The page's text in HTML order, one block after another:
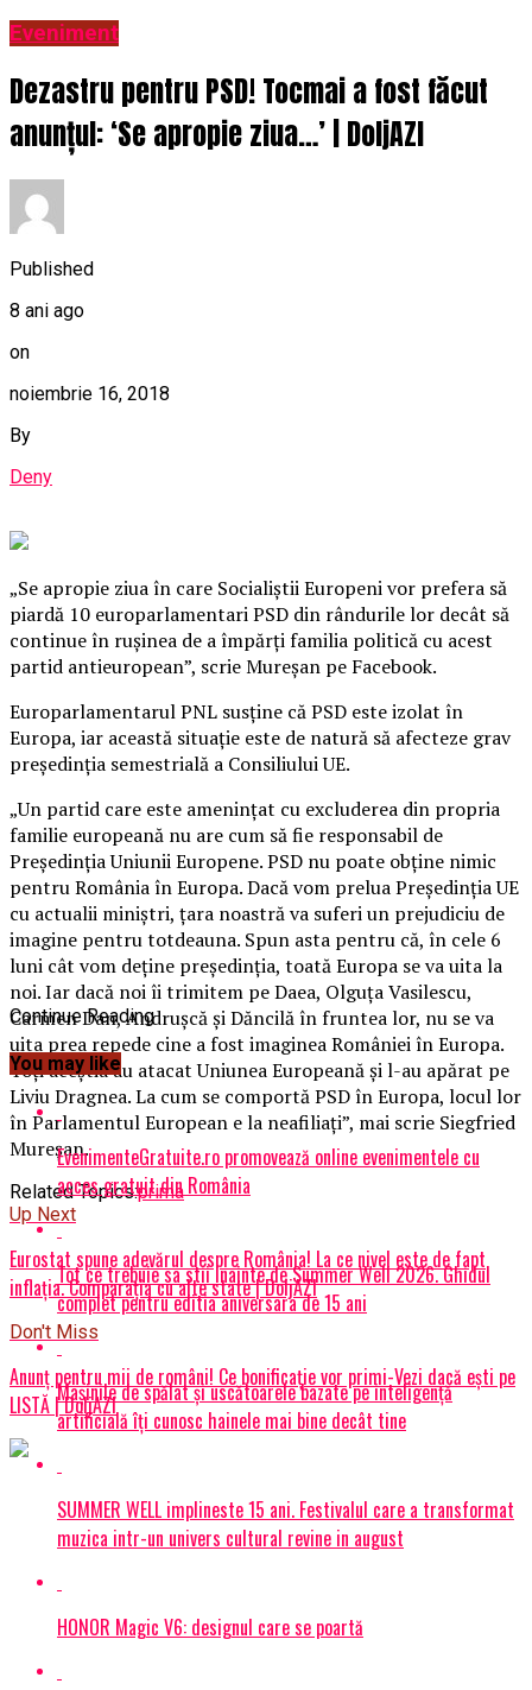
Eveniment
Dezastru pentru PSD! Tocmai a fost făcut
anunțul: ‘Se apropie ziua…’ | DoljAZI
Published
8 ani ago
on
noiembrie 16, 2018
By
Deny
„Se apropie ziua în care Socialiştii Europeni vor prefera să
piardă 10 europarlamentari PSD din rândurile lor decât să
continue în ruşinea de a împărţi familia politică cu acest
partid antieuropean”, scrie Mureşan pe Facebook.
Europarlamentarul PNL susţine că PSD este izolat în
Europa, iar această situaţie este de natură să afecteze grav
preşedinţia semestrială a Consiliului UE.
„Un partid care este ameninţat cu excluderea din propria
familie europeană nu are cum să fie responsabil de
Preşedinţia Uniunii Europene.PSD nu poate obţine nimic
pentru România în Europa. Dacă vom prelua Preşedinţia UE
cu actualii miniştri, ţara noastră va suferi un prejudiciu de
imagine pentru totdeauna. Spun asta pentru că, în cele 6
luni cât vom deţine preşedinţia, toată Europa se va uita la
noi. Iar dacă noi îi trimitem pe Daea, Olguţa Vasilescu,
Carmen Dan, Andruşcă şi Dăncilă în fruntea lor, nu se va
uita prea repede cine a fost imaginea României în Europa.
Toţi aceştia au atacat Uniunea Europeană şi l-au apărat pe
Liviu Dragnea. La cum se comportă PSD în Europa, locul lor
în Parlamentul European e la neafiliaţi”, mai scrie Siegfried
Mureşan.
Related Topics:prima
Up Next
Eurostat spune adevărul despre România! La ce nivel este de fapt
inflația. Comparația cu alte state | DoljAZI
Don't Miss
Anunț pentru mii de români! Ce bonificație vor primi-Vezi dacă ești pe
LISTĂ | DoljAZI
Continue Reading
You may like
EvenimenteGratuite.ro promovează online evenimentele cu
acces gratuit din România
Tot ce trebuie sa stii inainte de Summer Well 2026. Ghidul
complet pentru editia aniversara de 15 ani
Mașinile de spălat și uscătoarele bazate pe inteligență
artificială îți cunosc hainele mai bine decât tine
SUMMER WELL implineste 15 ani. Festivalul care a transformat
muzica intr-un univers cultural revine in august
HONOR Magic V6: designul care se poartă